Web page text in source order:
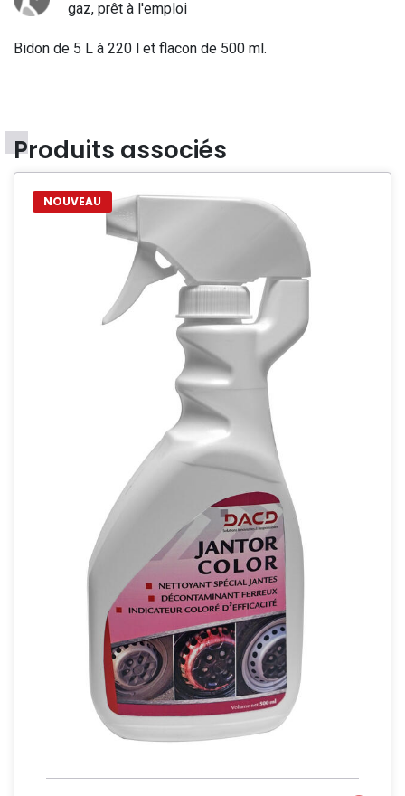
gaz, prêt à l'emploi
Bidon de 5 L à 220 l et flacon de 500 ml.
Produits associés
NOUVEAU